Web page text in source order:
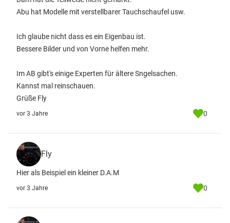
Abu hat Modelle mit verstellbarer Tauchschaufel usw.
Ich glaube nicht dass es ein Eigenbau ist.
Bessere Bilder und von Vorne helfen mehr.
Im AB gibt's einige Experten für ältere Sngelsachen.
Kannst mal reinschauen.
Grüße Fly
vor 3 Jahre 0
Fly
Hier als Beispiel ein kleiner D.A.M
vor 3 Jahre 0